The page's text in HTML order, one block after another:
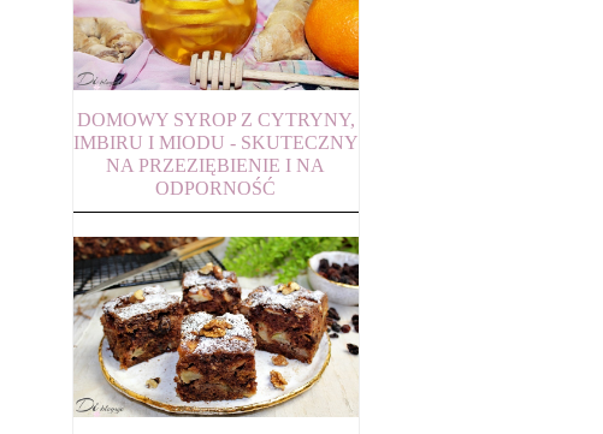
DOMOWY SYROP Z CYTRYNY,
IMBIRU I MIODU - SKUTECZNY
NA PRZEZIĘBIENIE I NA
ODPORNOŚĆ